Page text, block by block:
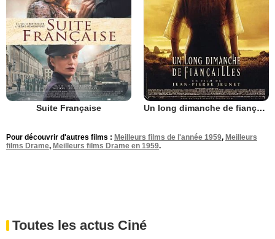
Suite Française Un long dimanche de fiançailles
Pour découvrir d'autres films : Meilleurs films de l'année 1959, Meilleurs
films Drame, Meilleurs films Drame en 1959.
Toutes les actus Ciné